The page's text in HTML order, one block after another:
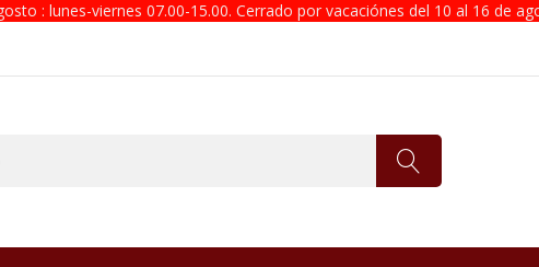
: lunes-viernes 07.00-15.00. Cerrado por vacaciónes del 10 al 16 de